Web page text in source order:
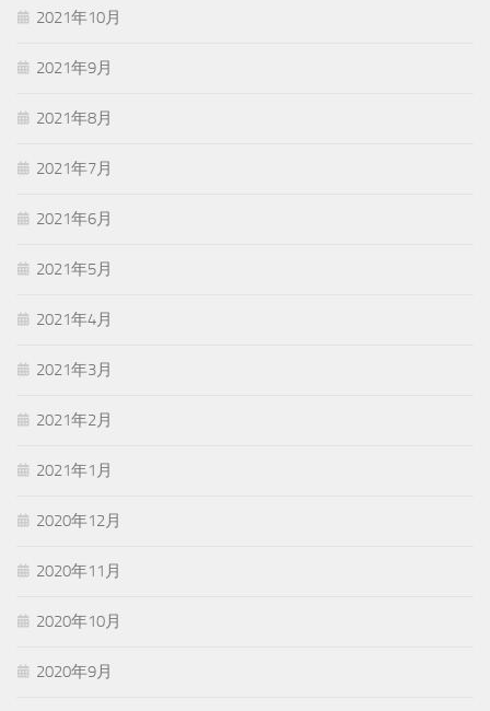
2021年10月
2021年9月
2021年8月
2021年7月
2021年6月
2021年5月
2021年4月
2021年3月
2021年2月
2021年1月
2020年12月
2020年11月
2020年10月
2020年9月